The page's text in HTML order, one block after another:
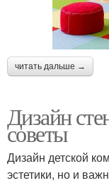
читать дальше →
Дизайн
советы
Дизайн детской
эстетики, но и